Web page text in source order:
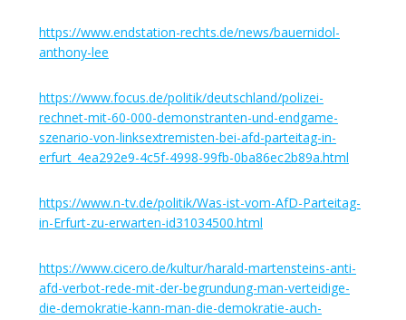
https://www.endstation-rechts.de/news/bauernidol-
anthony-lee
https://www.focus.de/politik/deutschland/polizei-
rechnet-mit-60-000-demonstranten-und-endgame-
szenario-von-linksextremisten-bei-afd-parteitag-in-
erfurt_4ea292e9-4c5f-4998-99fb-0ba86ec2b89a.html
https://www.n-tv.de/politik/Was-ist-vom-AfD-Parteitag-
in-Erfurt-zu-erwarten-id31034500.html
https://www.cicero.de/kultur/harald-martensteins-anti-
afd-verbot-rede-mit-der-begrundung-man-verteidige-
die-demokratie-kann-man-die-demokratie-auch-